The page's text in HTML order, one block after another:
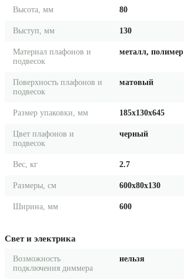
Высота, мм 80
Выступ, мм 130
Материал плафонов и
подвесок
металл, полимер
Поверхность плафонов и
подвесок
матовый
Размер упаковки, мм 185x130x645
Цвет плафонов и
подвесок
черный
Вес, кг 2.7
Размеры, см 600x80x130
Ширина, мм 600
Свет и электрика
Возможность
подключения диммера
нельзя